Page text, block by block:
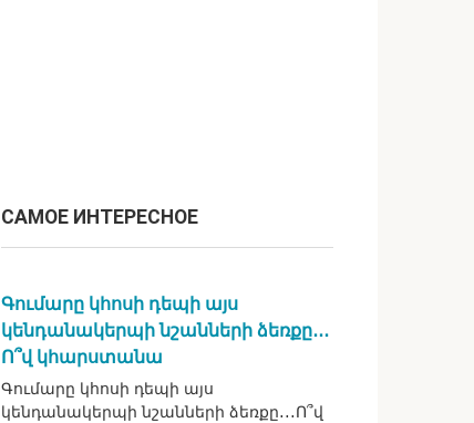
САМОЕ ИНТЕРЕСНОЕ
Գումարը կհոսի դեպի այս
կենդանակերպի նշանների ձեռքը․․․
Ո՞վ կհարստանա
Գումարը կհոսի դեպի այս
կենդանակերպի նշանների ձեռքը․․․Ո՞վ